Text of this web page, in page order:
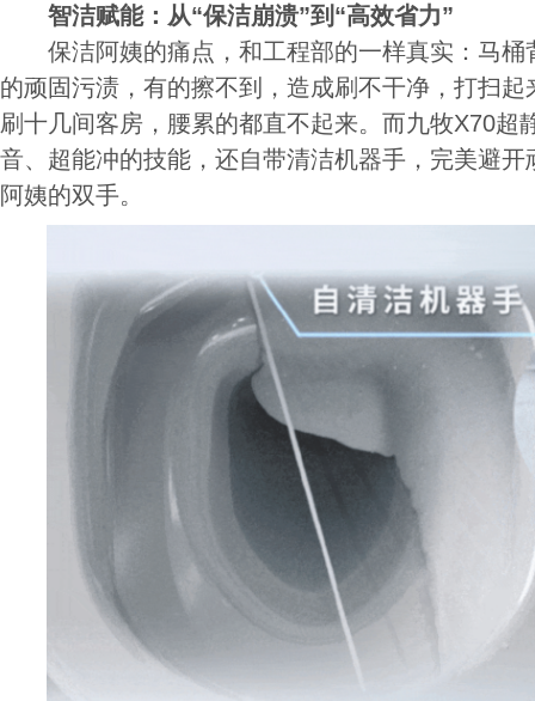
智洁赋能：从“保洁崩溃”到“高效省力”
保洁阿姨的痛点，和工程部的一样真实：马桶
的顽固污渍，有的擦不到，造成刷不干净，打扫
刷十几间客房，腰累的都直不起来。而九牧X70超
音、超能冲的技能，还自带清洁机器手，完美避
阿姨的双手。